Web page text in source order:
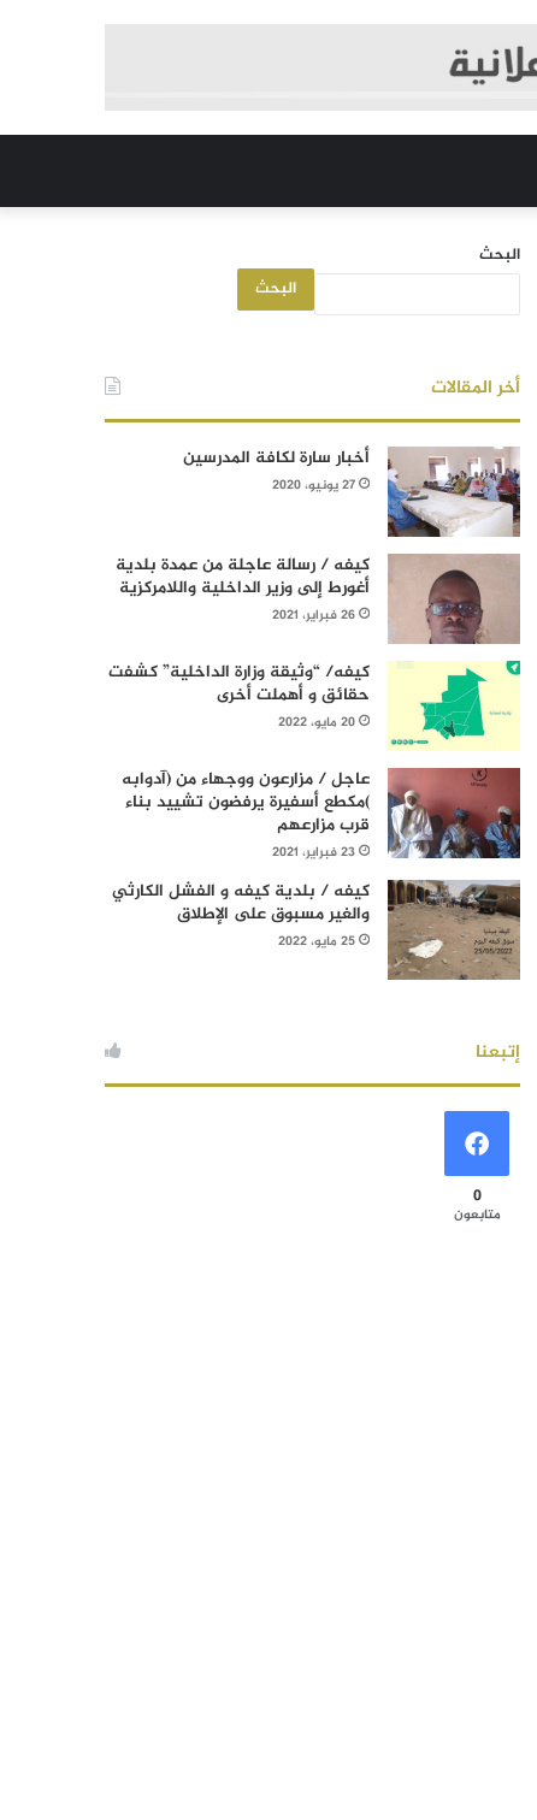
البحث
البحث
أخر المقالات
أخبار سارة لكافة المدرسين
27 يونيو، 2020
كيفه / رسالة عاجلة من عمدة بلدية
أغورط إلى وزير الداخلية واللامركزية
26 فبراير، 2021
كيفه/ “وثيقة وزارة الداخلية” كشفت
حقائق و أهملت أخرى
20 مايو، 2022
عاجل / مزارعون ووجهاء من (آدوابه
)مكطع أسفيرة يرفضون تشييد بناء
قرب مزارعهم
23 فبراير، 2021
كيفه / بلدية كيفه و الفشل الكارثي
والغير مسبوق على الإطلاق
25 مايو، 2022
إتبعنا
0
متابعون